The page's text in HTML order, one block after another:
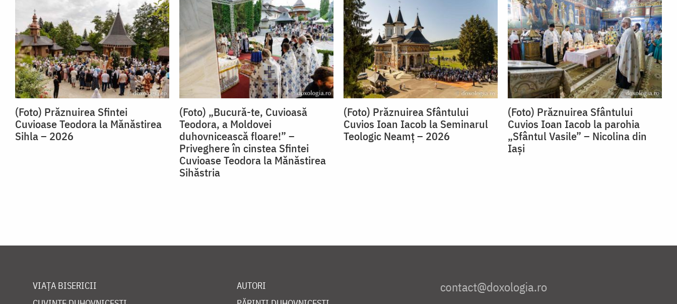
(Foto) Prăznuirea Sfintei
Cuvioase Teodora la Mănăstirea
Sihla – 2026
(Foto) „Bucură-te, Cuvioasă
Teodora, a Moldovei
duhovnicească floare!” –
Priveghere în cinstea Sfintei
Cuvioase Teodora la Mănăstirea
Sihăstria
(Foto) Prăznuirea Sfântului
Cuvios Ioan Iacob la Seminarul
Teologic Neamț – 2026
(Foto) Prăznuirea Sfântului
Cuvios Ioan Iacob la parohia
„Sfântul Vasile” – Nicolina din
Iași
VIAȚA BISERICII
AUTORI